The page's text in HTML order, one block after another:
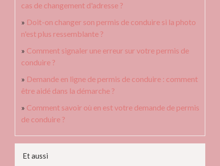
cas de changement d'adresse ?
Doit-on changer son permis de conduire si la photo
n'est plus ressemblante ?
Comment signaler une erreur sur votre permis de
conduire ?
Demande en ligne de permis de conduire : comment
être aidé dans la démarche ?
Comment savoir où en est votre demande de permis
de conduire ?
Et aussi